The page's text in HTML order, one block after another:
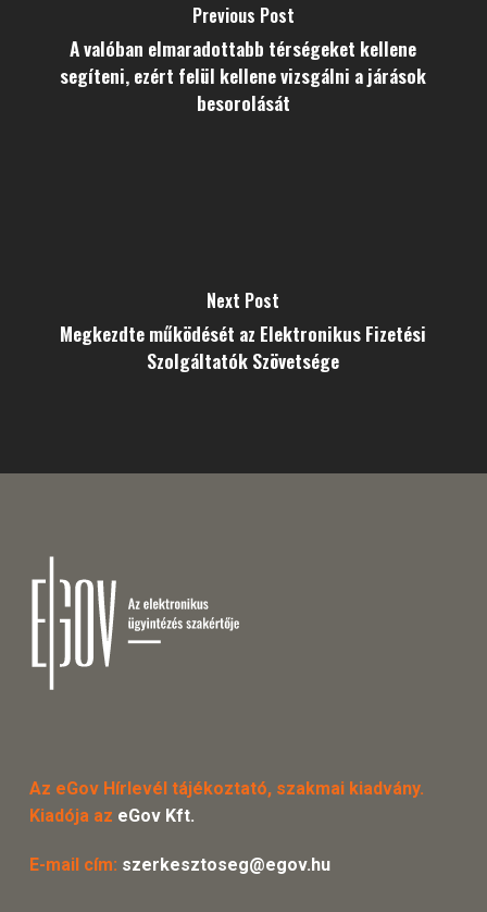
Previous Post
A valóban elmaradottabb térségeket kellene
segíteni, ezért felül kellene vizsgálni a járások
besorolását
Next Post
Megkezdte működését az Elektronikus Fizetési
Szolgáltatók Szövetsége
Az eGov Hírlevél tájékoztató, szakmai kiadvány.
Kiadója az eGov Kft.
E-mail cím: szerkesztoseg@egov.hu